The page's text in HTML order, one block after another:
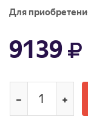
Для
9139